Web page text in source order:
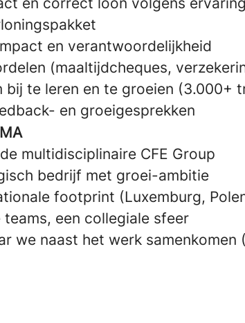
en verantwoordelijkheid
(maaltijdcheques,
bij te leren en te groeien (3.000+
en groeigesprekken
multidisciplinaire CFE Group
bedrijf met groei-ambitie
footprint (Luxemburg,
een collegiale sfeer
we naast het werk samenkomen